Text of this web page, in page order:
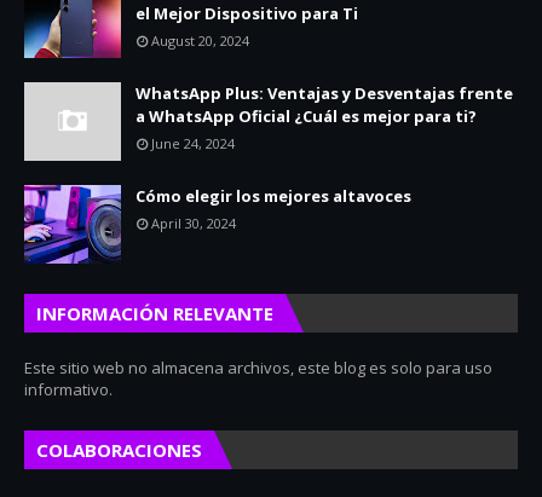
el Mejor Dispositivo para Ti
August 20, 2024
WhatsApp Plus: Ventajas y Desventajas frente
a WhatsApp Oficial ¿Cuál es mejor para ti?
June 24, 2024
Cómo elegir los mejores altavoces
April 30, 2024
INFORMACIÓN RELEVANTE
Este sitio web no almacena archivos, este blog es solo para uso
informativo.
COLABORACIONES